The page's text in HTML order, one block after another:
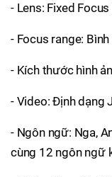
- Lens: Fixed
- Focus range:
- Kích thước hình
- Video: Định dạng
- Ngôn ngữ: Nga,
cùng 12 ngôn ngữ